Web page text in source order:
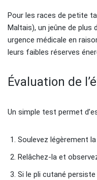
Pour les races de petite
Maltais), un jeûne de
urgence médicale en
leurs faibles réserves
Évaluation de
Un simple test permet
Soulevez légèrement
Relâchez-la et
Si le pli cutané